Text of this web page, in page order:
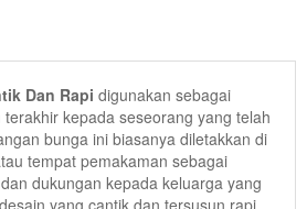
Dan Rapi digunakan sebagai
kepada seseorang yang telah
bunga ini biasanya diletakkan di
tempat pemakaman sebagai
dukungan kepada keluarga yang
yang cantik dan tersusun rapi,